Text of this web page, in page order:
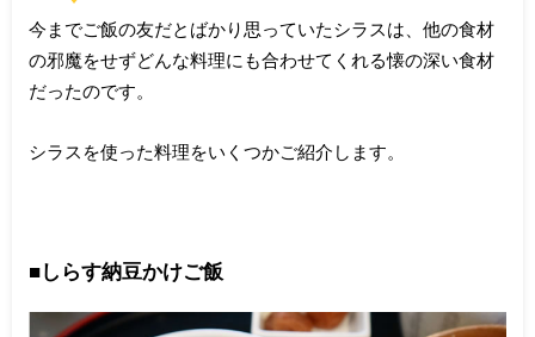
今までご飯の友だとばかり思っていたシラスは、他の食材
の邪魔をせずどんな料理にも合わせてくれる懐の深い食材
だったのです。
シラスを使った料理をいくつかご紹介します。
■しらす納豆かけご飯